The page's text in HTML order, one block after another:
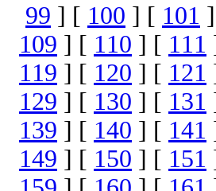
99 ] [ 100 ] [ 101
109 ] [ 110 ] [ 111
119 ] [ 120 ] [ 121
129 ] [ 130 ] [ 131
139 ] [ 140 ] [ 141
149 ] [ 150 ] [ 151